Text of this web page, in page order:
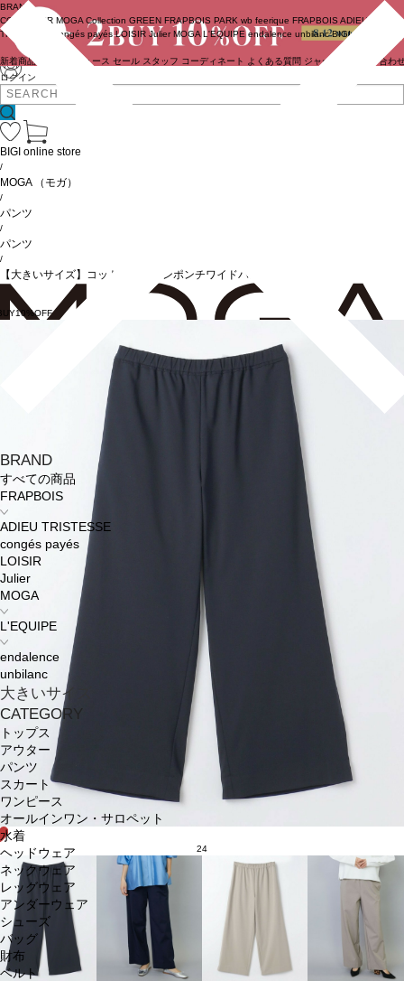
ログイン
BRAND
COUTURIER MOGA Collection GREEN FRAPBOIS PARK wb feerique FRAPBOIS ADIEU
TRISTESSE
congés payés LOISIR Julier MOGA L'EQUIPE endalence unbilanc BIGI online store
新着商品 ニュース セール スタッフ コーディネート よくある質問 ジャーナル お問い合わ
BRAND
すべての商品
FRAPBOIS
ADIEU TRISTESSE
congés payés
LOISIR
Julier
MOGA
L'EQUIPE
endalence
unbilanc
大きいサイズ
CATEGORY
トップス
アウター
パンツ
スカート
ワンピース
オールインワン・サロペット
水着
ヘッドウェア
ネックウェア
レッグウェア
アンダーウェア
シューズ
バッグ
財布
ベルト
BIGI online store
/
MOGA （モガ）
/
パンツ
/
パンツ
/
【大きいサイズ】コットンナイロンポンチワイドパンツ
24